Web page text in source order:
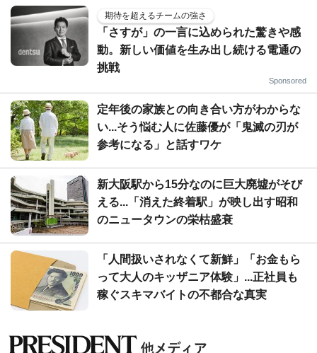
期待を超えるチームの強さ
「さすが」の一言に込められた驚きや感
動。新しい価値を生み出し続ける電通の
挑戦
Sponsored
定年後の家族との向き合い方がわからな
い...そう悩む人に佐藤優が「鬼滅の刃が
参考になる」と話すワケ
新大阪駅から15分なのに巨大廃墟がそび
える...「消えた終着駅」が映し出す昭和
のニュータウンの栄枯盛衰
「人間扱いされなくて新鮮」「お金もら
って大人のキッザニア体験」...正社員も
稼ぐスキマバイトの不都合な真実